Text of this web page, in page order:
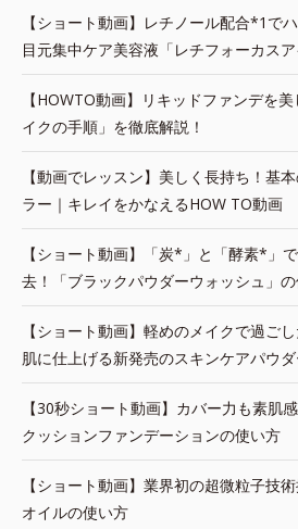
【ショート動画】レチノール配合*1で
目元集中ケア美容液「レチフォーカス
【HOWTO動画】リキッドファンデを
イクの手順」を徹底解説！
【動画でレッスン】美しく長持ち！基
ラー｜キレイをかなえるHOW TO動画
【ショート動画】「炭*」と「酵素*」
去！「ブラックパウダーウォッシュ」
【ショート動画】軽めのメイクで過ご
肌に仕上げる新発売のスキンケアパウ
【30秒ショート動画】カバー力も素肌
クッションファンデーションの使い方
【ショート動画】業界初の超微粒子技
オイルの使い方